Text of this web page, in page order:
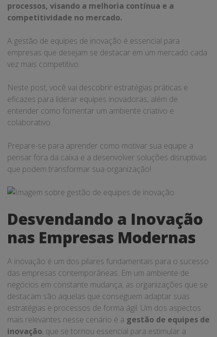
processos, visando a melhoria contínua e a
competitividade no mercado.
A gestão de equipes de inovação é essencial para
empresas que desejam se destacar em um mercado cada
vez mais competitivo.
Neste post, você vai descobrir estratégias práticas e
eficazes para liderar equipes inovadoras, além de
entender como fomentar um ambiente criativo e
colaborativo.
Prepare-se para aprender como motivar sua equipe a
pensar fora da caixa e a desenvolver soluções disruptivas
que podem transformar sua organização!
Desvendando a Inovação
nas Empresas Modernas
A inovação é um dos pilares fundamentais para o sucesso
das empresas contemporâneas. Em um ambiente de
negócios em constante mudança, as organizações que se
destacam são aquelas que conseguem adaptar suas
estratégias e processos de forma ágil. Um dos aspectos
mais relevantes nesse cenário é a gestão de equipes de
inovação, que se tornou essencial para estimular a